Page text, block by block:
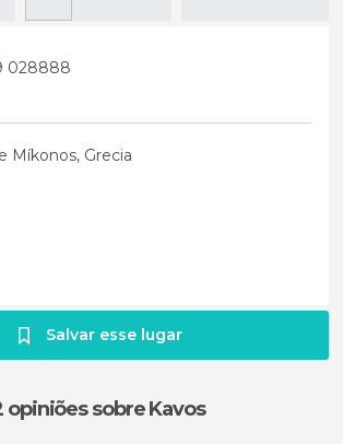
028888
Míkonos, Grecia
Salvar esse lugar
opiniõessobre Kavos